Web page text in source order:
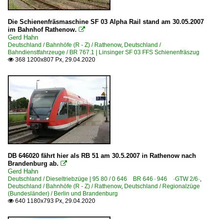
1 261 BR 261 · BR 260 ·Gravita 10 BB· Private
1 266 BR 266 ·JT42CWR(M/-T1)· Class 66
1 266 BR 266.4 · BR 247 ·JT42CWRM·
1 275 BR 275 ·G 1206·
1 277 BR 277 ·G 1700, G 1700-2 BB·
1 293 BR 293 DR V 100
Dieselloks | bis 100 km/h | 98 80
3 202 BR 202 DR 112 DR V 100.1
0 605 BR 605 ·ICE-TD·
0 620 BR 620 ·Coradia Lint 81·
0 622 BR 622 ·Coradia Lint 54·
Die Schienenfräsmaschine SF 03 Alpha Rail stand am 30.05.2007
im Bahnhof Rathenow. 
Gerd Hahn
Deutschland / Bahnhöfe (R - Z) / Rathenow, Deutschland /
Bahndienstfahrzeuge / BR 767.1 | Linsinger SF 03 FFS Schienenfräszug
 368 1200x807 Px, 29.04.2020
DB 646020 fährt hier als RB 51 am 30.5.2007 in Rathenow nach
Brandenburg ab. 
Gerd Hahn
Deutschland / Dieseltriebzüge | 95 80 / 0 646 BR 646 · 946 ·GTW 2/6·,
Deutschland / Bahnhöfe (R - Z) / Rathenow, Deutschland / Regionalzüge
(Bundesländer) / Berlin und Brandenburg
 640 1180x793 Px, 29.04.2020